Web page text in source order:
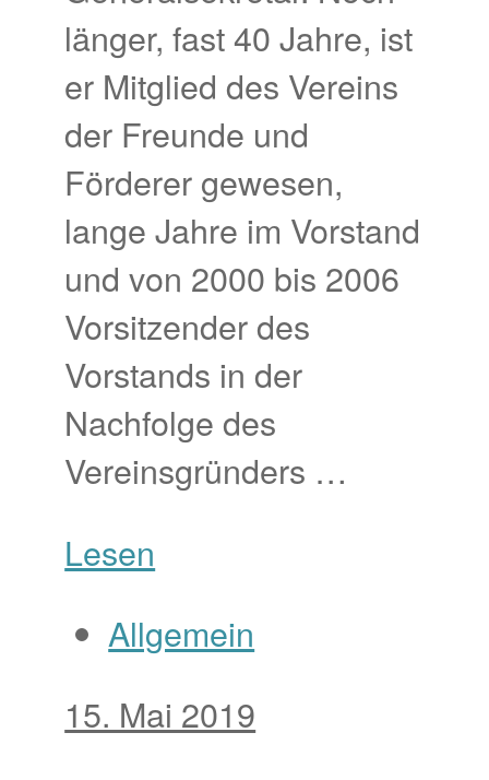
länger, fast 40 Jahre, ist
er Mitglied des Vereins
der Freunde und
Förderer gewesen,
lange Jahre im Vorstand
und von 2000 bis 2006
Vorsitzender des
Vorstands in der
Nachfolge des
Vereinsgründers …
Lesen
Allgemein
15. Mai 2019